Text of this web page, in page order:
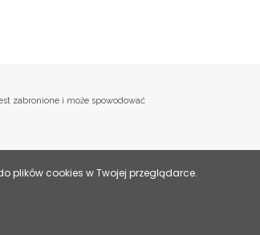
zabronione i może spowodować
plików cookies w Twojej przeglądarce.